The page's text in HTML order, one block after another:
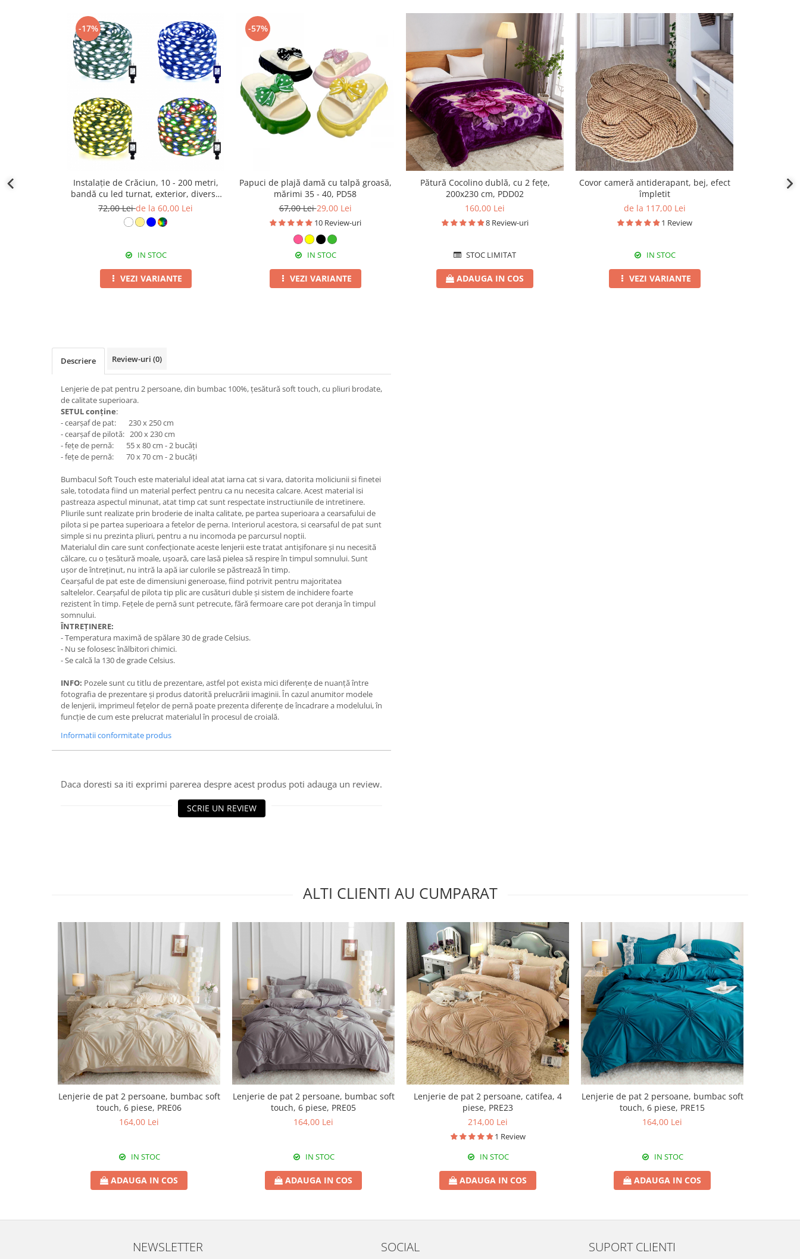
-17%
Instalație de Crăciun, 10 - 200 metri,
bandă cu led turnat, exterior, diverse
culori
72,00 Leide la 60,00 Lei
IN STOC
VEZI VARIANTE
-57%
Papuci de plajă damă cu talpă groasă,
mărimi 35 - 40, PD58
67,00 Lei29,00 Lei
10 Review-uri
IN STOC
VEZI VARIANTE
Pătură Cocolino dublă, cu 2 fețe,
200x230 cm, PDD02
160,00 Lei
8 Review-uri
STOC LIMITAT
ADAUGA IN COS
Covor cameră antiderapant, bej, efect
împletit
de la 117,00 Lei
1 Review
IN STOC
VEZI VARIANTE
Covor
Descriere Review-uri (0)
Lenjerie de pat pentru 2 persoane, din bumbac 100%, țesătură soft touch, cu pliuri brodate,
de calitate superioara.
SETUL conține:
- cearșaf de pat: 230 x 250 cm
- cearșaf de pilotă: 200 x 230 cm
- fețe de pernă: 55 x 80 cm - 2 bucăți
- fețe de pernă: 70 x 70 cm - 2 bucăți
Bumbacul Soft Touch este materialul ideal atat iarna cat si vara, datorita moliciunii si finetei
sale, totodata fiind un material perfect pentru ca nu necesita calcare. Acest material isi
pastreaza aspectul minunat, atat timp cat sunt respectate instructiunile de intretinere.
Pliurile sunt realizate prin broderie de inalta calitate, pe partea superioara a cearsafului de
pilota si pe partea superioara a fetelor de perna. Interiorul acestora, si cearsaful de pat sunt
simple si nu prezinta pliuri, pentru a nu incomoda pe parcursul noptii.
Materialul din care sunt confecționate aceste lenjerii este tratat antișifonare și nu necesită
călcare, cu o țesătură moale, ușoară, care lasă pielea să respire în timpul somnului. Sunt
ușor de întreținut, nu intră la apă iar culorile se păstrează în timp.
Cearșaful de pat este de dimensiuni generoase, fiind potrivit pentru majoritatea
saltelelor. Cearșaful de pilota tip plic are cusături duble și sistem de inchidere foarte
rezistent în timp. Fețele de pernă sunt petrecute, fără fermoare care pot deranja în timpul
somnului.
ÎNTREȚINERE:
- Temperatura maximă de spălare 30 de grade Celsius.
- Nu se folosesc înălbitori chimici.
- Se calcă la 130 de grade Celsius.
INFO: Pozele sunt cu titlu de prezentare, astfel pot exista mici diferențe de nuanță între
fotografia de prezentare și produs datorită prelucrării imaginii. În cazul anumitor modele
de lenjerii, imprimeul fețelor de pernă poate prezenta diferențe de încadrare a modelului, în
funcție de cum este prelucrat materialul în procesul de croială.
Informatii conformitate produs
Daca doresti sa iti exprimi parerea despre acest produs poti adauga un review.
SCRIE UN REVIEW
ALTI CLIENTI AU CUMPARAT
Lenjerie de pat 2 persoane, bumbac soft
touch, 6 piese, PRE06
164,00 Lei
IN STOC
ADAUGA IN COS
Lenjerie de pat 2 persoane, bumbac soft
touch, 6 piese, PRE05
164,00 Lei
IN STOC
ADAUGA IN COS
Lenjerie de pat 2 persoane, catifea, 4
piese, PRE23
214,00 Lei
1 Review
IN STOC
ADAUGA IN COS
Lenjerie de pat 2 persoane, bumbac soft
touch, 6 piese, PRE15
164,00 Lei
IN STOC
ADAUGA IN COS
NEWSLETTER SOCIAL SUPORT CLIENTI